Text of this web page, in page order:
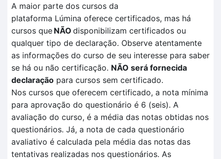
A maior parte dos cursos da
plataforma Lúmina oferece certificados, mas há
cursos que NÃO disponibilizam certificados ou
qualquer tipo de declaração. Observe atentamente
as informações do curso de seu interesse para saber
se há ou não certificação. NÃO será fornecida
declaração para cursos sem certificado.
Nos cursos que oferecem certificado, a nota mínima
para aprovação do questionário é 6 (seis). A
avaliação do curso, é a média das notas obtidas nos
questionários. Já, a nota de cada questionário
avaliativo é calculada pela média das notas das
tentativas realizadas nos questionários. As